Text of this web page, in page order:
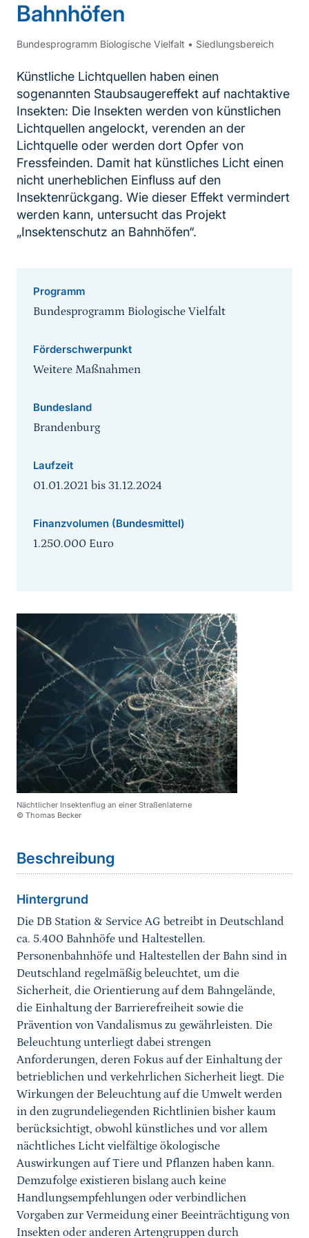
Bahnhöfen
Bundesprogramm Biologische Vielfalt • Siedlungsbereich
Künstliche Lichtquellen haben einen
sogenannten Staubsaugereffekt auf nachtaktive
Insekten: Die Insekten werden von künstlichen
Lichtquellen angelockt, verenden an der
Lichtquelle oder werden dort Opfer von
Fressfeinden. Damit hat künstliches Licht einen
nicht unerheblichen Einfluss auf den
Insektenrückgang. Wie dieser Effekt vermindert
werden kann, untersucht das Projekt
„Insektenschutz an Bahnhöfen“.
Programm
Bundesprogramm Biologische Vielfalt
Förderschwerpunkt
Weitere Maßnahmen
Bundesland
Brandenburg
Laufzeit
01.01.2021 bis 31.12.2024
Finanzvolumen (Bundesmittel)
1.250.000 Euro
Nächtlicher Insektenflug an einer Straßenlaterne
© Thomas Becker
Sprungmarke
Beschreibung
Hintergrund
Die DB Station & Service AG betreibt in Deutschland
ca. 5.400 Bahnhöfe und Haltestellen.
Personenbahnhöfe und Haltestellen der Bahn sind in
Deutschland regelmäßig beleuchtet, um die
Sicherheit, die Orientierung auf dem Bahngelände,
die Einhaltung der Barrierefreiheit sowie die
Prävention von Vandalismus zu gewährleisten. Die
Beleuchtung unterliegt dabei strengen
Anforderungen, deren Fokus auf der Einhaltung der
betrieblichen und verkehrlichen Sicherheit liegt. Die
Wirkungen der Beleuchtung auf die Umwelt werden
in den zugrundeliegenden Richtlinien bisher kaum
berücksichtigt, obwohl künstliches und vor allem
nächtliches Licht vielfältige ökologische
Auswirkungen auf Tiere und Pflanzen haben kann.
Demzufolge existieren bislang auch keine
Handlungsempfehlungen oder verbindlichen
Vorgaben zur Vermeidung einer Beeinträchtigung von
Insekten oder anderen Artengruppen durch